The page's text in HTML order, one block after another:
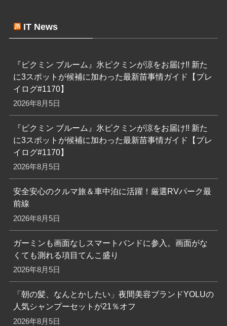
IT News
『ピクミン ブルーム』氷ピクミンが涼をお届け!! 新た
に3スポットが候補に加わった最新苗事情ガイド【プレ
イログ#1170】
2026年8月5日
『ピクミン ブルーム』氷ピクミンが涼をお届け!! 新た
に3スポットが候補に加わった最新苗事情ガイド【プレ
イログ#1170】
2026年8月5日
安全安心のクルマ旅＆車中泊に活躍！厳選RVパーク最
前線
2026年8月5日
ガーミンも画面なしスマートバンドに参入。画面がな
くても測れる項目てんこ盛り
2026年8月5日
「朝の髪、なんとかしたい」夜間美容ブランドYOLUの
人気シャンプーセットが21％オフ
2026年8月5日